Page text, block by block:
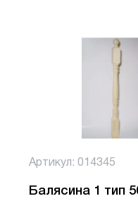
Артикул: 014345
Балясина 1 тип